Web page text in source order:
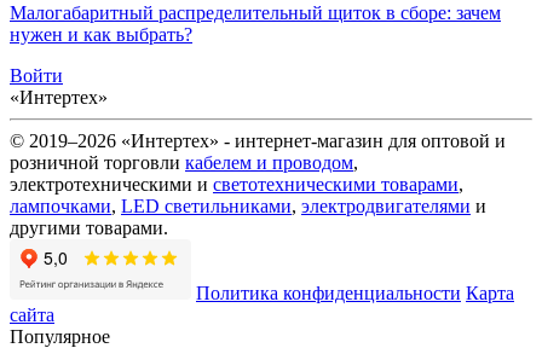
Малогабаритный распределительный щиток в сборе: зачем
нужен и как выбрать?
Войти
«Интертех»
© 2019–2026 «Интертех» - интернет-магазин для оптовой и
розничной торговли кабелем и проводом,
электротехническими и светотехническими товарами,
лампочками, LED светильниками, электродвигателями и
другими товарами.
Политика конфиденциальности Карта
сайта
Популярное